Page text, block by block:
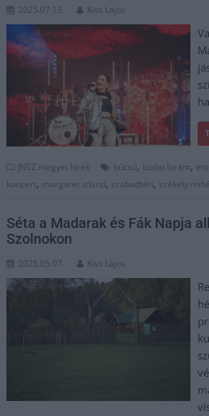
2025.07.13. Kiss Lajos
JNSZ megyei hírek búcsú, budai loránt,
koncert, margaret island, szabadtéri, székely
Séta a Madarak és Fák Napja
Szolnokon
2025.05.07. Kiss Lajos